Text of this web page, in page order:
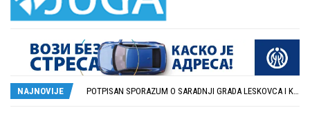
NAJNOVIJE
POTPISAN SPORAZUM O SARADNJI GRADA LESKOVCA I KOMPANIJE MILENIJUM TIM
U GFK DUBOČICA 1923 DANAS ZAVRŠENE REGISTRACIJE PRINOVA